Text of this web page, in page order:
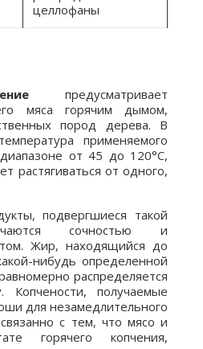
целлофаны
предусматривает
мяса горячим дымом,
пород дерева. В
применяемого
от 45 до 120°С,
растягиваться от одного,
такой
сочностью и
Жир, находящийся до
нибудь определенной
распределяется
Копчености, получаемые
для незамедлительного
с тем, что мясо и
горячего копчения,